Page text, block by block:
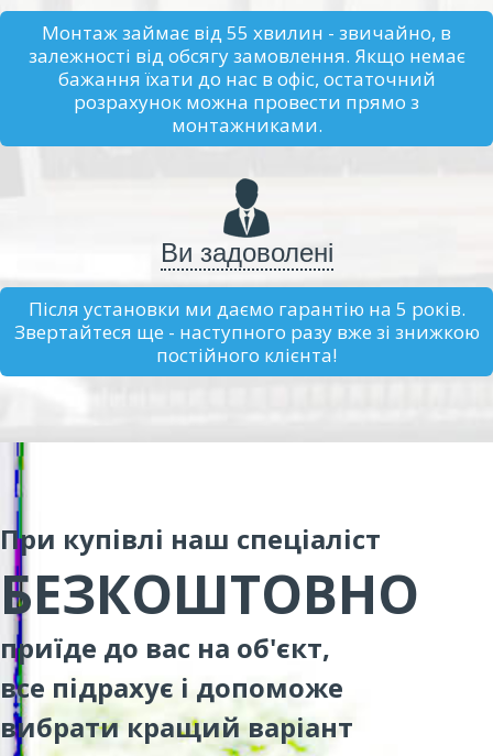
Монтаж займає від 55 хвилин - звичайно, в
залежності від обсягу замовлення. Якщо немає
бажання їхати до нас в офіс, остаточний
розрахунок можна провести прямо з
монтажниками.
Ви задоволені
Після установки ми даємо гарантію на 5 років.
Звертайтеся ще - наступного разу вже зі знижкою
постійного клієнта!
При купівлі наш спеціаліст
БЕЗКОШТОВНО
приїде до вас на об'єкт,
все підрахує і допоможе
вибрати кращий варіант